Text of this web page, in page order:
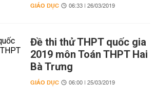
GIÁO DỤC 06:33 | 26/03/2019
Đề thi thử THPT quốc gia
2019 môn Toán THPT Hai
Bà Trưng
GIÁO DỤC 06:00 | 25/03/2019